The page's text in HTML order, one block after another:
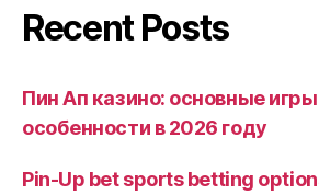
Recent Posts
Пин Ап казино: основные игры
особенности в 2026 году
Pin-Up bet sports betting